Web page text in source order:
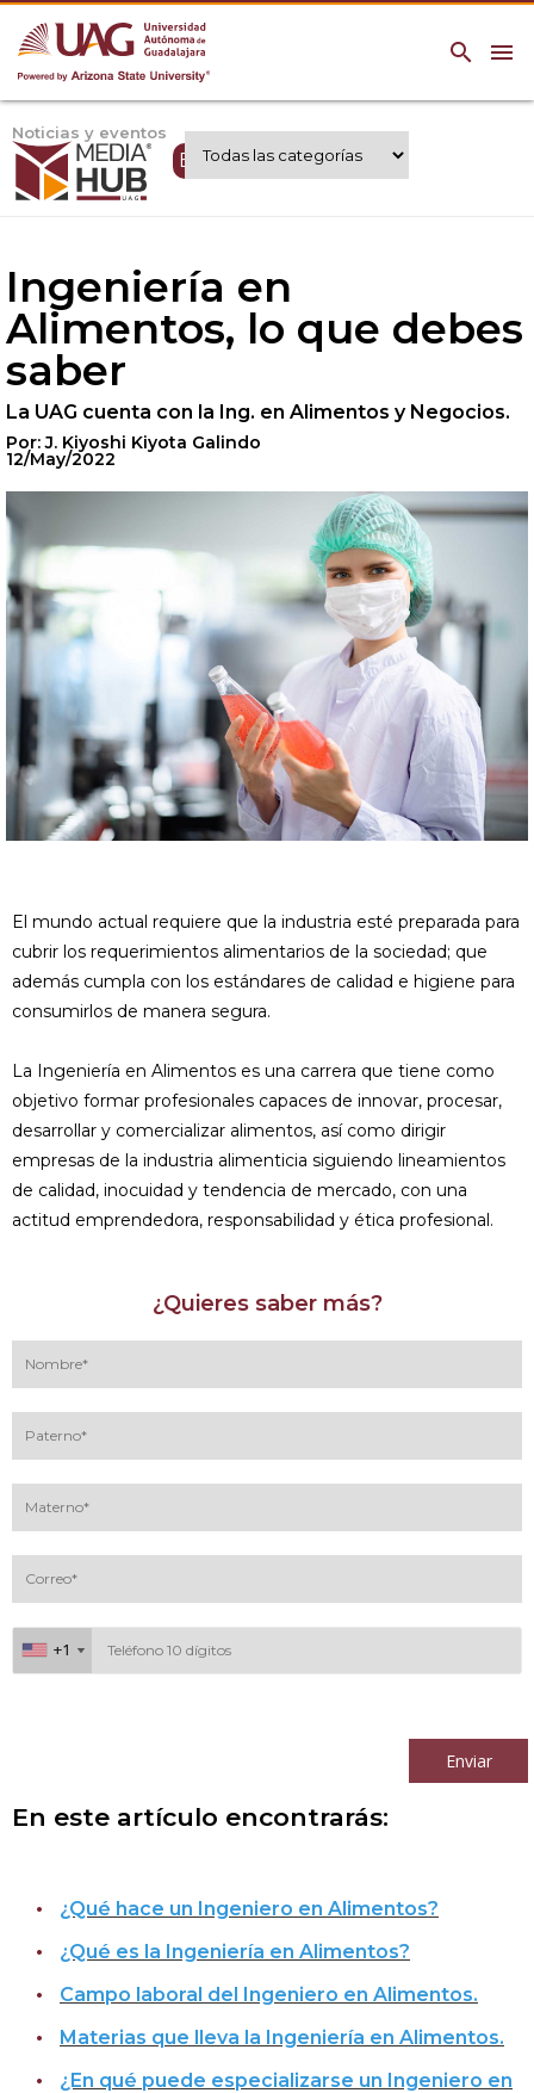
menu
search
Noticias y eventos
Expertos UAG
Ingeniería en
Alimentos, lo que debes
saber
La UAG cuenta con la Ing. en Alimentos y Negocios.
Por: J. Kiyoshi Kiyota Galindo
12/May/2022
El mundo actual requiere que la industria esté preparada para
cubrir los requerimientos alimentarios de la sociedad; que
además cumpla con los estándares de calidad e higiene para
consumirlos de manera segura.
La Ingeniería en Alimentos es una carrera que tiene como
objetivo formar profesionales capaces de innovar, procesar,
desarrollar y comercializar alimentos, así como dirigir
empresas de la industria alimenticia siguiendo lineamientos
de calidad, inocuidad y tendencia de mercado, con una
actitud emprendedora, responsabilidad y ética profesional.
¿Quieres saber más?
+1
+1
Enviar
En este artículo encontrarás:
¿Qué hace un Ingeniero en Alimentos?
¿Qué es la Ingeniería en Alimentos?
Campo laboral del Ingeniero en Alimentos.
Materias que lleva la Ingeniería en Alimentos.
¿En qué puede especializarse un Ingeniero en